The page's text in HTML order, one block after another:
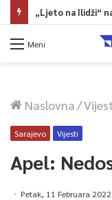
Meni
Naslovna/
Sarajevo Vijesti
Apel:
Petak, 11 Februara